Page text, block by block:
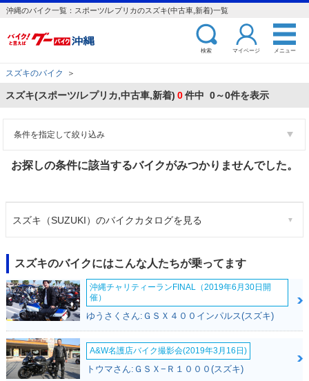
沖縄のバイク一覧：スポーツ/レプリカのスズキ(中古車,新着)一覧
検索 マイページ メニュー
スズキのバイク ＞
スズキ(スポーツ/レプリカ,中古車,新着) 0件中 0～0件を表示
条件を指定して絞り込み
お探しの条件に該当するバイクがみつかりませんでした。
スズキ（SUZUKI）のバイクカタログを見る
スズキのバイクにはこんな人たちが乗ってます
沖縄チャリティーランFINAL（2019年6月30日開
催）
ゆうさくさん:ＧＳＸ４００インパルス(スズキ)
A&W名護店バイク撮影会(2019年3月16日)
トウマさん:ＧＳＸ−Ｒ１０００(スズキ)